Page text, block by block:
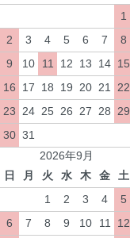
1
2
3 4 5 6 7
8
9
10 11 12 13 14 15
16
17 18 19 20 21 22
23 24 25 26 27 28 29
30 31
2026年9月
日
月 火 水 木 金
土
1
2 3 4
5
6
7 8 9 10 11 12